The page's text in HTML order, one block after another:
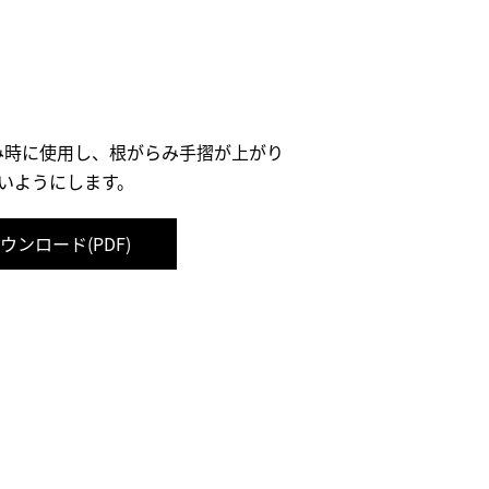
に使用し、根がらみ手摺が上がり
ようにします。
ンロード(PDF)